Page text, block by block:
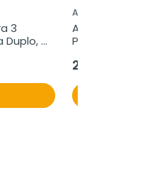
3
Duplo,
ALMIRON
Almiron
Pronutra 3
27,50 €